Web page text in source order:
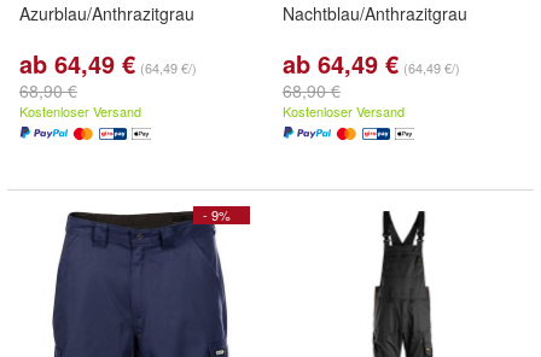
Azurblau/Anthrazitgrau
ab 64,49 € (64,49 €/)
68,90 €
Kostenloser Versand
Nachtblau/Anthrazitgrau
ab 64,49 € (64,49 €/)
68,90 €
Kostenloser Versand
- 9%